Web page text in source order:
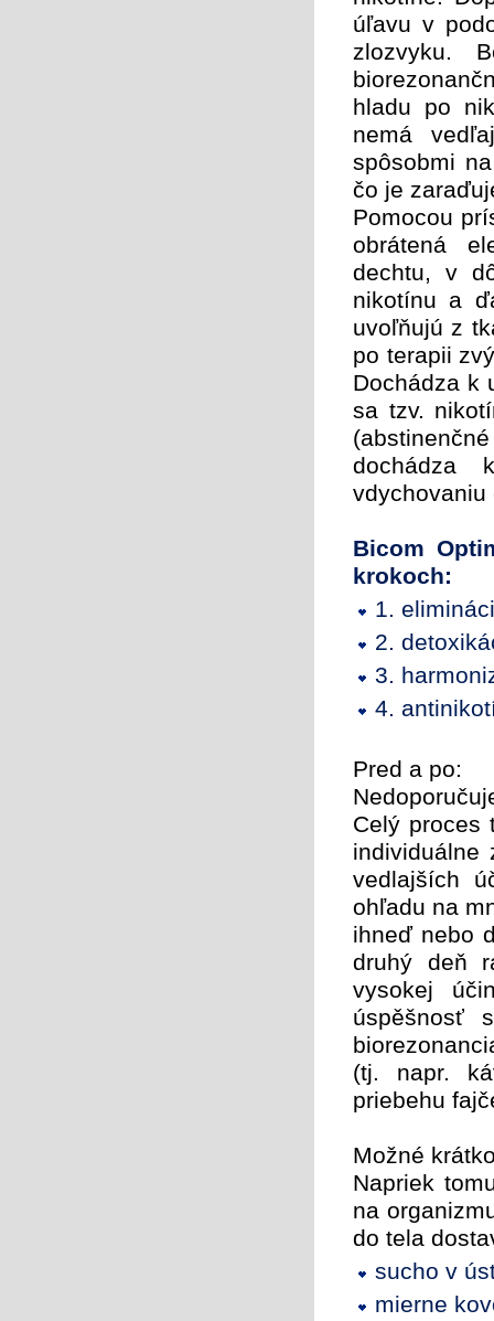
úľavu v
zlozvyku.
hladu po
nemá
spôsobmi
čo je
Pomocou
obrátená
dechtu, v
nikotínu a
uvoľňujú z
po terapii
Dochádza k
sa tzv.
dochádza
vdychovaniu
Bicom
krokoch:
1.
2.
3.
4.
Pred a po:
Celý proces
individuálne
vedlajších
ohľadu na
ihneď nebo
druhý deň
vysokej
úspěšnosť
(tj. napr.
priebehu
Možné
Napriek
na
do tela
sucho v
mierne